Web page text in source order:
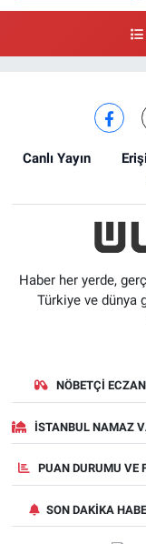
Canlı Yayın
Haber her yerde,
Türkiye ve dünya
NÖBETÇI
İSTANBUL NAMAZ
PUAN DURUMU VE
SON DAKIKA